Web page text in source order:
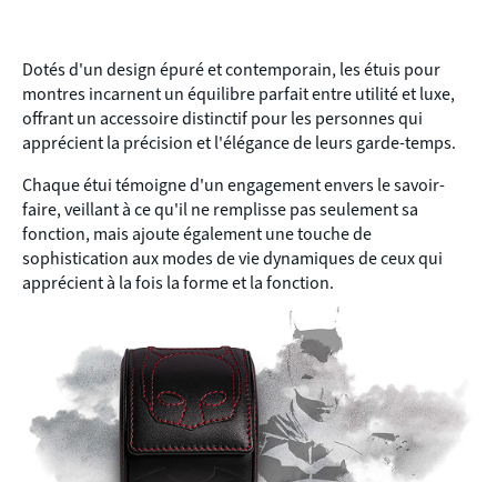
Dotés d'un design épuré et contemporain, les étuis pour
montres incarnent un équilibre parfait entre utilité et luxe,
offrant un accessoire distinctif pour les personnes qui
apprécient la précision et l'élégance de leurs garde-temps.
Chaque étui témoigne d'un engagement envers le savoir-
faire, veillant à ce qu'il ne remplisse pas seulement sa
fonction, mais ajoute également une touche de
sophistication aux modes de vie dynamiques de ceux qui
apprécient à la fois la forme et la fonction.